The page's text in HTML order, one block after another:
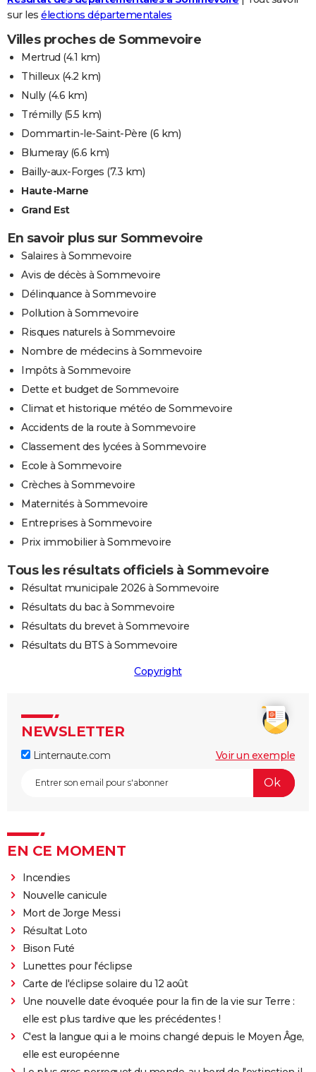
sur les élections départementales
Villes proches de Sommevoire
Mertrud (4.1 km)
Thilleux(4.2 km)
Nully(4.6 km)
Trémilly(5.5 km)
Dommartin-le-Saint-Père (6 km)
Blumeray(6.6 km)
Bailly-aux-Forges (7.3 km)
Haute-Marne
Grand Est
En savoir plus sur Sommevoire
Salaires à Sommevoire
Avis de décès à Sommevoire
Délinquance à Sommevoire
Pollution à Sommevoire
Risques naturels à Sommevoire
Nombre de médecins à Sommevoire
Impôts à Sommevoire
Dette et budget de Sommevoire
Climat et historique météo de Sommevoire
Accidents de la route à Sommevoire
Classement des lycées à Sommevoire
Ecole à Sommevoire
Crèches à Sommevoire
Maternités à Sommevoire
Entreprises à Sommevoire
Prix immobilier à Sommevoire
Tous les résultats officiels à Sommevoire
Résultat municipale 2026 à Sommevoire
Résultats du bac à Sommevoire
Résultats du brevet à Sommevoire
Résultats du BTS à Sommevoire
Copyright
NEWSLETTER
Linternaute.com Voir un exemple
EN CE MOMENT
Incendies
Nouvelle canicule
Mort de Jorge Messi
Résultat Loto
Bison Futé
Lunettes pour l'éclipse
Carte de l'éclipse solaire du 12 août
Une nouvelle date évoquée pour la fin de la vie sur Terre :
elle est plus tardive que les précédentes !
C'est la langue qui a le moins changé depuis le Moyen Âge,
elle est européenne